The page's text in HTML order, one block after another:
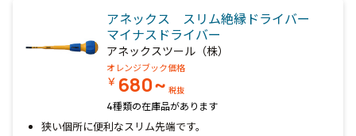
アネックス スリム絶縁ドライバー
マイナスドライバー
アネックスツール（株）
オレンジブック価格
￥ 680~ 税抜
4種類の在庫品があります
狭い個所に便利なスリム先端です。